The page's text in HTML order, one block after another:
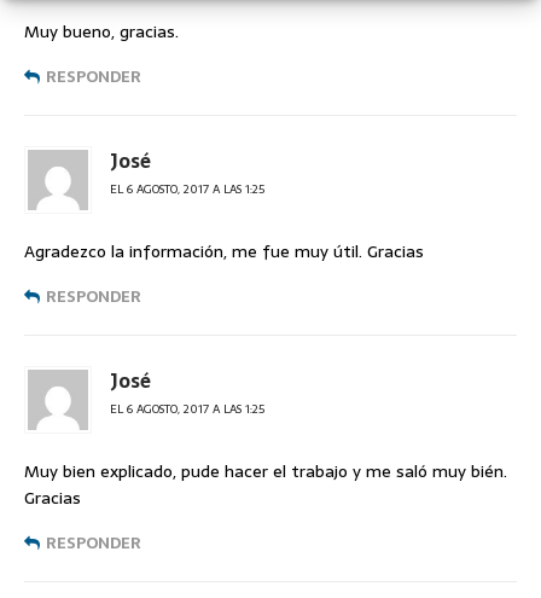
Muy bueno, gracias.
RESPONDER
José
EL 6 AGOSTO, 2017 A LAS 1:25
Agradezco la información, me fue muy útil. Gracias
RESPONDER
José
EL 6 AGOSTO, 2017 A LAS 1:25
Muy bien explicado, pude hacer el trabajo y me saló muy bién.
Gracias
RESPONDER